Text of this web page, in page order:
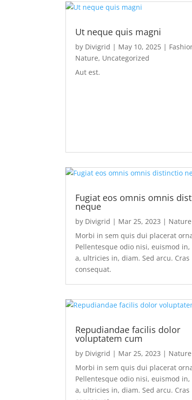
Ut neque quis magni
by Divigrid | May 10, 2025 |
Nature, Uncategorized
Aut est.
Fugiat eos omnis omnis
neque
by Divigrid | Mar 25, 2023 | Nature
Morbi in sem quis dui placerat
Pellentesque odio nisi, euismod
a, ultricies in, diam. Sed arcu. Cras
consequat.
Repudiandae facilis dolor
voluptatem cum
by Divigrid | Mar 25, 2023 | Nature
Morbi in sem quis dui placerat
Pellentesque odio nisi, euismod
a, ultricies in, diam. Sed arcu. Cras